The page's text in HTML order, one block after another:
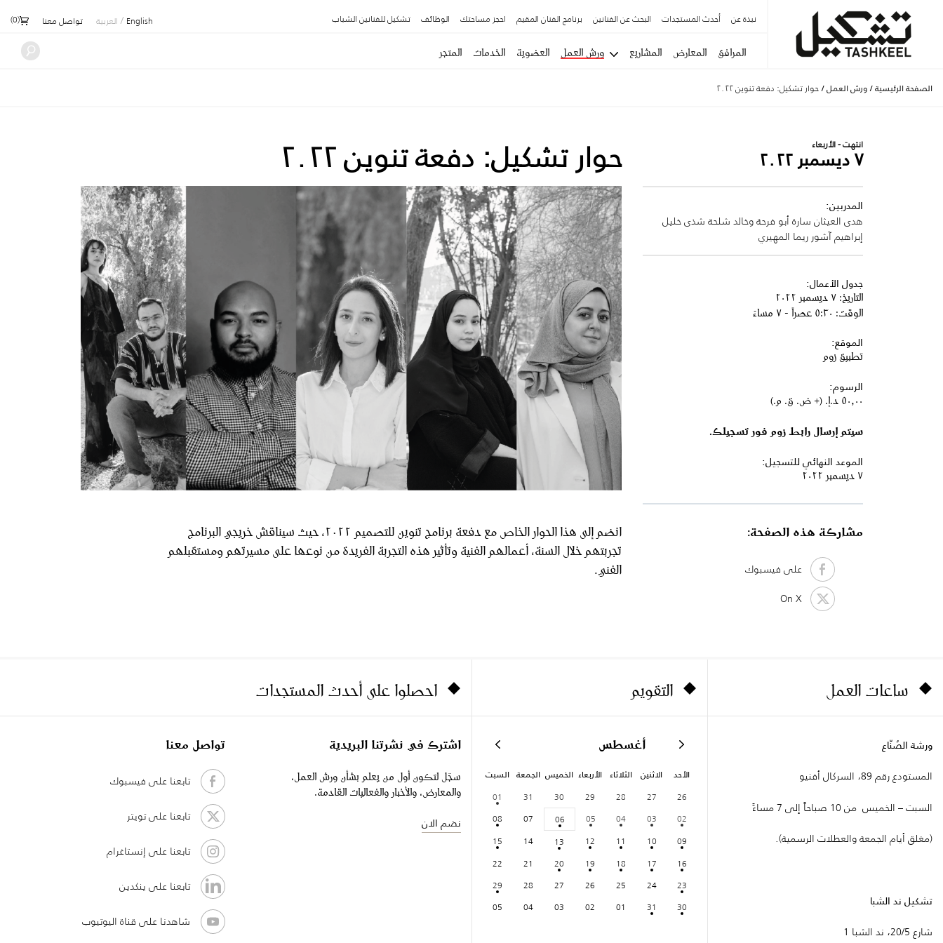
نبذة عن أحدث المستجدات البحث عن الفنانين برنامج الفنان المقيم احجز مساحتك الوظائف تشكيل للفنانين الشباب English
/ العربية تواصل معنا (
0
)
المرافق المعارض المشاريع ورش العمل العضوية الخدمات المتجر
الصفحة الرئيسية / ورش العمل / حوار تشكيل: دفعة تنوين ٢٠٢٢
حوار تشكيل: دفعة تنوين ٢٠٢٢ انتهت - الأربعاء
٧ ديسمبر ٢٠٢٢
المدربين:
هدى العيثان سارة أبو فرحة وخالد شلحة شذى خليل
إبراهيم آشور ريما المهيري
جدول الأعمال:
التاريخ: ٧ ديسمبر ٢٠٢٢
الوقت: ٥:٣٠ عصراً - ٧ مساءً
الموقع:
تطبيق زوم
الرسوم:
٥٠٫٠٠ د.إ.‏ (+ ض. ق. م.)
سيتم إرسال رابط زوم فور تسجيلك.
الموعد النهائي للتسجيل:
٧ ديسمبر ٢٠٢٢
مشاركة هذه الصفحة:
على فيسبوك
On X
انضم إلى هذا الحوار الخاص مع دفعة برنامج تنوين للتصميم ٢٠٢٢، حيث سيناقش خريجي البرنامج
تجربتهم خلال السنة، أعمالهم الفنية وتأثير هذه التجربة الفريدة من نوعها على مسيرتهم ومستقبلهم
الفني.
ساعات العمل
ورشة الصُنّاع
المستودع رقم 89، السركال أفنيو
السبت – الخميس من 10 صباحاً إلى 7 مساءً
(مغلق أيام الجمعة والعطلات الرسمية).
تشكيل ند الشبا
شارع 20/5، ند الشبا 1
التقويم
أغسطس
الأحد الاثنين الثلاثاء الأربعاء الخميس الجمعة السبت
26
27
28
29
30
31
01
02
03
04
05
06
07
08
09
10
11
12
13
14
15
16
17
18
19
20
21
22
23
24
25
26
27
28
29
30
31
01
02
03
04
05
احصلوا على أحدث المستجدات
اشترك في نشرتنا البريدية
سجّل لتكون أول من يعلم بشأن ورش العمل،
والمعارض، والأخبار والفعاليات القادمة.
نضم الان
تواصل معنا
تابعنا على فيسبوك
تابعنا على تويتر
تابعنا على إنستاغرام
تابعنا على ينكدين
شاهدنا على قناة اليوتيوب